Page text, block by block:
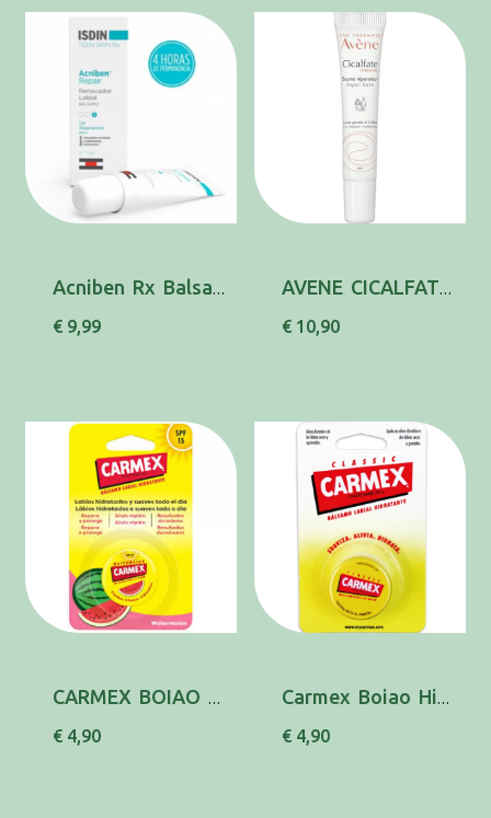
Acniben Rx Balsamo Reparad Lab 10ml
€ 9,99
AVENE CICALFATE BALS REPAR LAB 10ML
€ 10,90
CARMEX BOIAO BALS LAB MELANC SPF15 7,5G
€ 4,90
Carmex Boiao Hid Lab Original 7,5g
€ 4,90